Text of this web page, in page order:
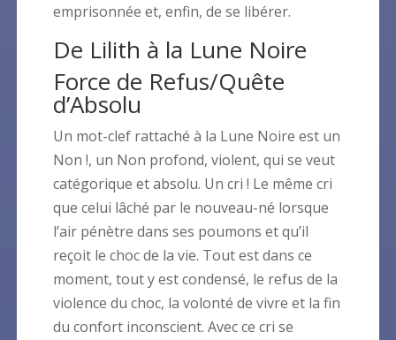
emprisonnée et, enfin, de se libérer.
De Lilith à la Lune Noire
Force de Refus/Quête
d’Absolu
Un mot-clef rattaché à la Lune Noire est un
Non !, un Non profond, violent, qui se veut
catégorique et absolu. Un cri ! Le même cri
que celui lâché par le nouveau-né lorsque
l’air pénètre dans ses poumons et qu’il
reçoit le choc de la vie. Tout est dans ce
moment, tout y est condensé, le refus de la
violence du choc, la volonté de vivre et la fin
du confort inconscient. Avec ce cri se